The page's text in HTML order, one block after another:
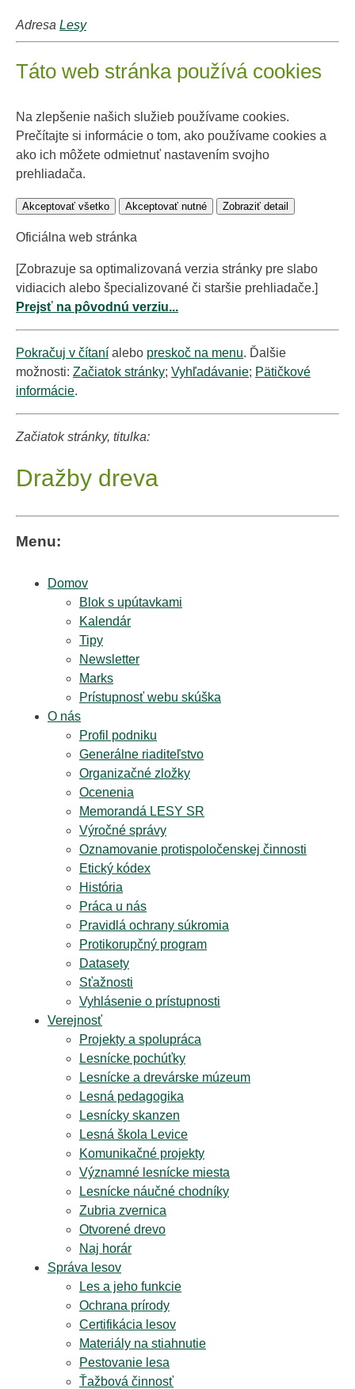
Adresa Lesy
Táto web stránka používá cookies
Na zlepšenie našich služieb používame cookies.
Prečítajte si informácie o tom, ako používame cookies a
ako ich môžete odmietnuť nastavením svojho
prehliadača.
Akceptovať všetko Akceptovať nutné Zobraziť detail
Oficiálna web stránka
[Zobrazuje sa optimalizovaná verzia stránky pre slabo
vidiacich alebo špecializované či staršie prehliadače.]
Prejsť na pôvodnú verziu...
Pokračuj v čítaní alebo preskoč na menu. Ďalšie
možnosti: Začiatok stránky; Vyhľadávanie; Pätičkové
informácie.
Začiatok stránky, titulka:
Dražby dreva
Menu:
Domov
Blok s upútavkami
Kalendár
Tipy
Newsletter
Marks
Prístupnosť webu skúška
O nás
Profil podniku
Generálne riaditeľstvo
Organizačné zložky
Ocenenia
Memorandá LESY SR
Výročné správy
Oznamovanie protispoločenskej činnosti
Etický kódex
História
Práca u nás
Pravidlá ochrany súkromia
Protikorupčný program
Datasety
Sťažnosti
Vyhlásenie o prístupnosti
Verejnosť
Projekty a spolupráca
Lesnícke pochúťky
Lesnícke a drevárske múzeum
Lesná pedagogika
Lesnícky skanzen
Lesná škola Levice
Komunikačné projekty
Významné lesnícke miesta
Lesnícke náučné chodníky
Zubria zvernica
Otvorené drevo
Naj horár
Správa lesov
Les a jeho funkcie
Ochrana prírody
Certifikácia lesov
Materiály na stiahnutie
Pestovanie lesa
Ťažbová činnosť